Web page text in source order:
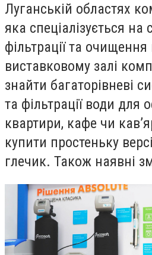
Луганській областях
яка спеціалізується на
фільтрації та
виставковому залі
знайти багаторівневі
та фільтрації води для
квартири, кафе чи
купити простеньку
глечик. Також наявні